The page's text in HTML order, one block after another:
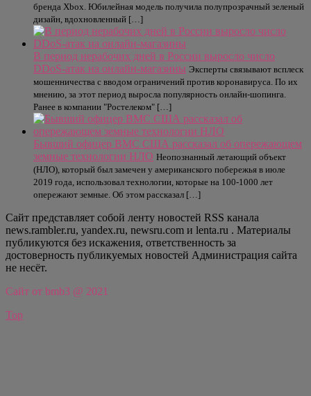
бренда Xbox. Юбилейная модель получила полупрозрачный зеленый
дизайн, вдохновленный […]
В период нерабочих дней в России выросло число
DDoS-атак на онлайн-магазины Эксперты связывают всплеск
мошенничества с вводом ограничений против коронавируса. По их
мнению, за этот период выросла популярность онлайн-шопинга.
Ранее в компании "Ростелеком" […]
Бывший офицер ВМС США рассказал об опережающем
земные технологии НЛО Неопознанный летающий объект
(НЛО), который был замечен у американского побережья в июле
2019 года, использовал технологии, которые на 100-1000 лет
опережают земные. Об этом рассказал […]
Сайт представляет собой ленту новостей RSS канала
news.rambler.ru, yandex.ru, newsru.com и lenta.ru . Материалы
публикуются без искажения, ответственность за
достоверность публикуемых новостей Администрация сайта
не несёт.
Сайт от bmb3 @ 2021
Top